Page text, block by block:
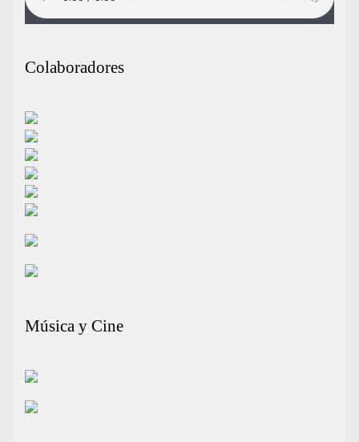
Colaboradores
Música y Cine